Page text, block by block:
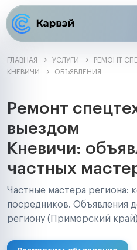
ГЛАВНАЯ УСЛУГИ
РЕМОНТ
КНЕВИЧИ
ОБЪЯВЛЕНИЯ
Ремонт
выездом
Кневичи:
частных
Частные мастера региона:
посредников. Объявления
региону (Приморский